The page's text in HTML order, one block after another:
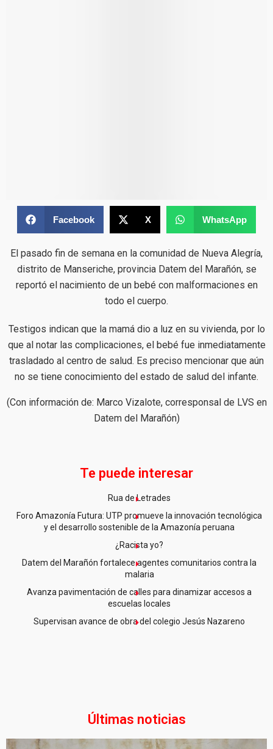
Facebook X WhatsApp
El pasado fin de semana en la comunidad de Nueva Alegría,
distrito de Manseriche, provincia Datem del Marañón, se
reportó el nacimiento de un bebé con malformaciones en
todo el cuerpo.
Testigos indican que la mamá dio a luz en su vivienda, por lo
que al notar las complicaciones, el bebé fue inmediatamente
trasladado al centro de salud. Es preciso mencionar que aún
no se tiene conocimiento del estado de salud del infante.
(Con información de: Marco Vizalote, corresponsal de LVS en
Datem del Marañón)
Te puede interesar
Rua de Letrades
Foro Amazonía Futura: UTP promueve la innovación tecnológica
y el desarrollo sostenible de la Amazonía peruana
¿Racista yo?
Datem del Marañón fortalece agentes comunitarios contra la
malaria
Avanza pavimentación de calles para dinamizar accesos a
escuelas locales
Supervisan avance de obra del colegio Jesús Nazareno
Últimas noticias